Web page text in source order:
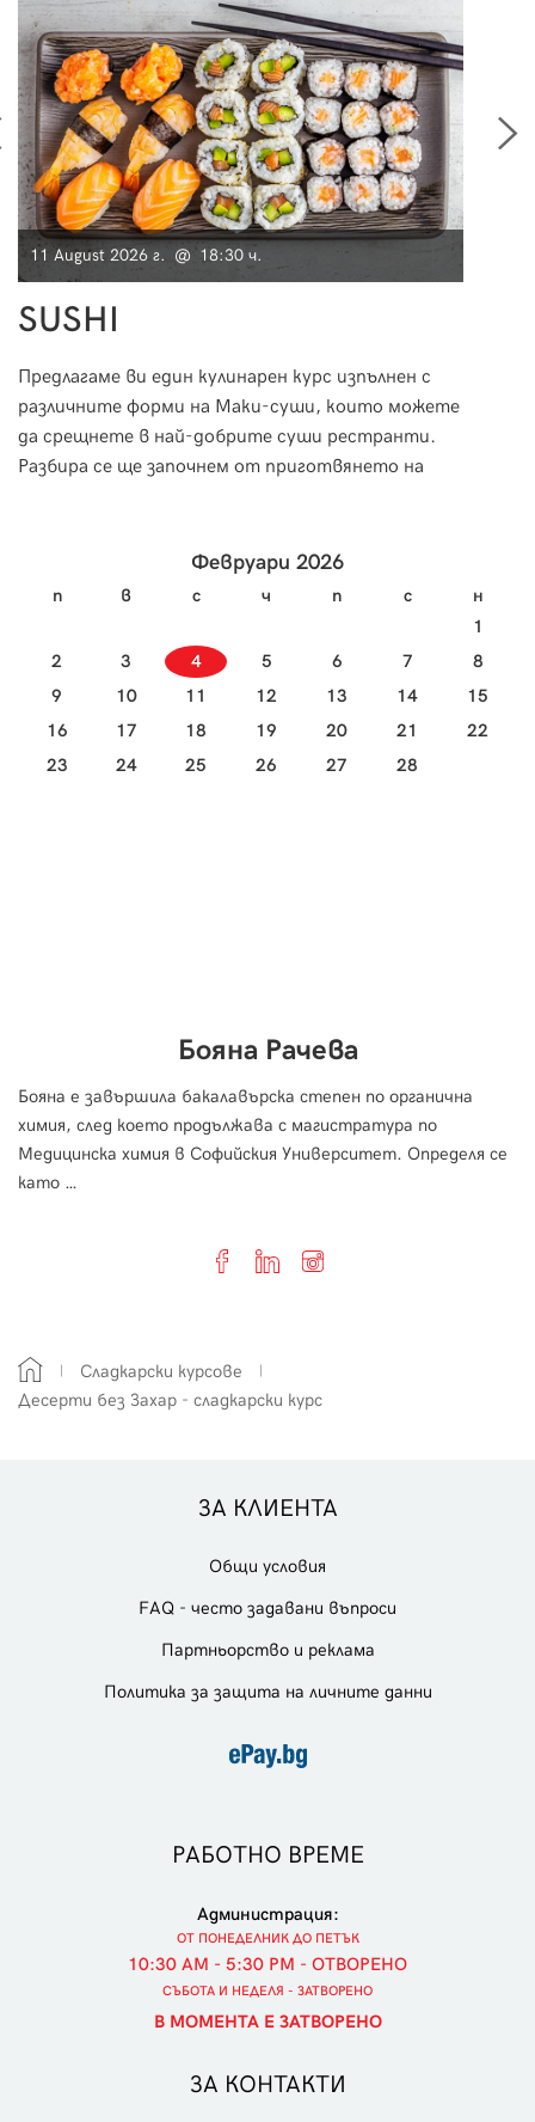
11 August 2026 г. @ 18:30 ч.
SUSHI
Предлагаме ви един кулинарен курс изпълнен с
различните форми на Маки-суши, които можете
да срещнете в най-добрите суши рестранти.
Разбира се ще започнем от приготвянето на
Февруари 2026
п в с ч п с
н
1
2
3 4 5 6 7
8
9
10 11 12 13 14
15
16
17 18 19 20 21
22
23
24 25 26 27 28
Бояна Рачева
Бояна е завършила бакалавърска степен по органична
химия, след което продължава с магистратура по
Медицинска химия в Софийския Университет. Определя се
като …
Сладкарски курсове
Десерти без Захар - сладкарски курс
ЗА КЛИЕНТА
Общи условия
FAQ - често задавани въпроси
Партньорство и реклама
Политика за защита на личните данни
РАБОТНО ВРЕМЕ
Администрация:
ОТ ПОНЕДЕЛНИК ДО ПЕТЪК
10:30 AM - 5:30 PM - ОТВОРЕНО
СЪБОТА И НЕДЕЛЯ - ЗАТВОРЕНО
В МОМЕНТА Е ЗАТВОРЕНО
ЗА КОНТАКТИ